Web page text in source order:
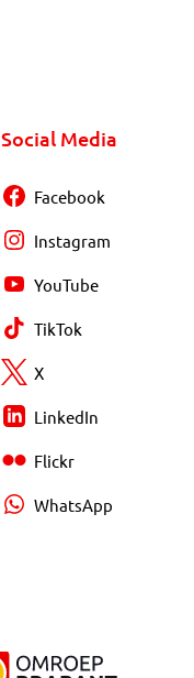
Social Media
Facebook
Instagram
YouTube
TikTok
X
LinkedIn
Flickr
WhatsApp